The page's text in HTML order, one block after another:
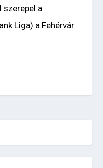
szerepel a
Liga) a Fehérvár